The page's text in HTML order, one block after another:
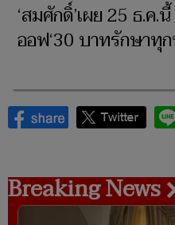
‘สมศักดิ์’เผย 25 ธ.ค.
ออฟ‘30 บาทรักษาทุ
Breaking News